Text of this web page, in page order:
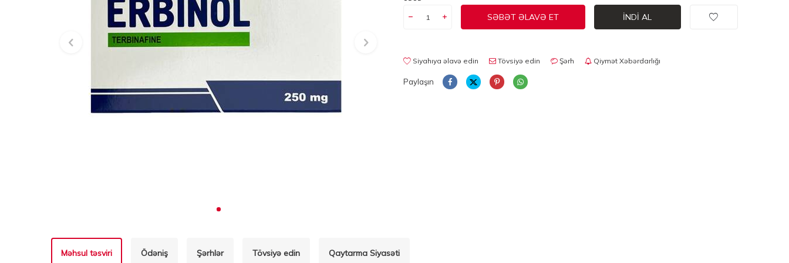
SƏBƏT ƏLAVƏ ET İNDI AL
Siyahıya əlavə edin Tövsiyə edin Şərh Qiymət Xəbərdarlığı
Paylaşın
Məhsul təsviri Ödəniş Şərhlər Tövsiyə edin Qaytarma Siyasəti